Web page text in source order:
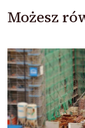
Możesz